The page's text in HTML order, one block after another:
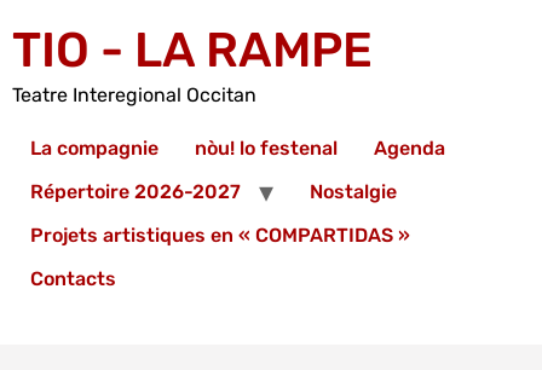
TIO - LA RAMPE
Teatre Interegional Occitan
La compagnie nòu! lo festenal
Agenda
Répertoire 2026-2027
Nostalgie
Projets artistiques en « COMPARTIDAS »
Contacts